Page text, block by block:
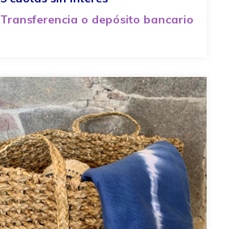
Transferencia o depósito bancario